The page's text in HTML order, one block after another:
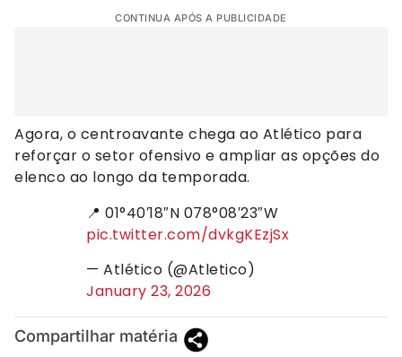
CONTINUA APÓS A PUBLICIDADE
Agora, o centroavante chega ao Atlético para
reforçar o setor ofensivo e ampliar as opções do
elenco ao longo da temporada.
📍 01°40′18″N 078°08′23″W
pic.twitter.com/dvkgKEzjSx
— Atlético (@Atletico)
January 23, 2026
Compartilhar matéria